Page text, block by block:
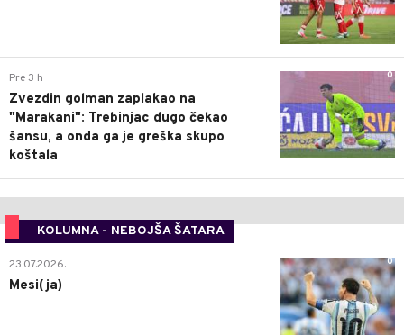
0
Pre 3 h
Zvezdin golman zaplakao na
"Marakani": Trebinjac dugo čekao
šansu, a onda ga je greška skupo
koštala
KOLUMNA - NEBOJŠA ŠATARA
0
23.07.2026.
Mesi(ja)